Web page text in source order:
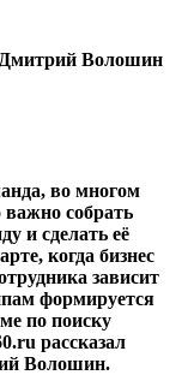
Дмитрий Волошин
во многом
важно собрать
и сделать её
когда бизнес
зависит
формируется
по поиску
рассказал
Волошин.